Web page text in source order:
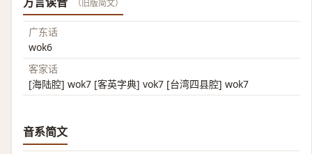
（旧版简文）
广东话
wok6
客家话
[海陆腔] wok7 [客英字典] vok7 [台湾四县腔] wok7
音系简文